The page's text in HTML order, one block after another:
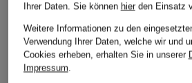
Ihrer Daten. Sie können hierden Einsatz
Weitere Informationen zu den
Verwendung Ihrer Daten, welche wir und
Cookies erheben, erhalten Sie in unserer
Impressum.